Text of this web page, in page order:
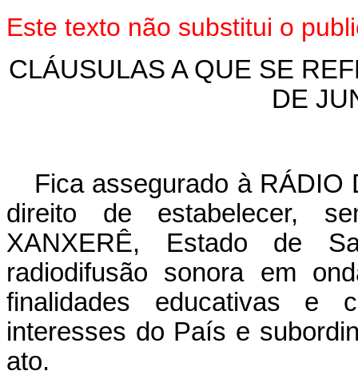
Este texto não substitui o
CLÁUSULAS A QUE SE
DE
Fica assegurado à RÁDIO
direito de estabelecer,
XANXERÊ, Estado de
radiodifusão sonora em
finalidades educativas e
interesses do País e
ato.